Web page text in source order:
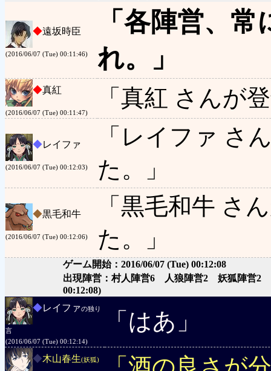
◆遠坂時臣
(2016/06/07 (Tue) 00:11:46)
「各陣営、
れ。」
◆真紅
(2016/06/07 (Tue) 00:11:47)
「真紅 さんが
◆レイファ
(2016/06/07 (Tue) 00:12:03)
「レイファ さ
た。」
◆黒毛和牛
(2016/06/07 (Tue) 00:12:06)
「黒毛和牛 さ
た。」
ゲーム開始：2016/06/07 (Tue) 00:12:08
出現陣営：村人陣営6 人狼陣営2 妖狐陣営2
00:12:08)
◆レイファの独り
言
(2016/06/07 (Tue) 00:12:14)
「はあ」
◆木山春生(妖狐)